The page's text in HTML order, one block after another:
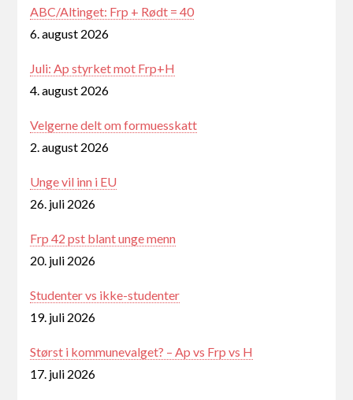
ABC/Altinget: Frp + Rødt = 40
6. august 2026
Juli: Ap styrket mot Frp+H
4. august 2026
Velgerne delt om formuesskatt
2. august 2026
Unge vil inn i EU
26. juli 2026
Frp 42 pst blant unge menn
20. juli 2026
Studenter vs ikke-studenter
19. juli 2026
Størst i kommunevalget? – Ap vs Frp vs H
17. juli 2026